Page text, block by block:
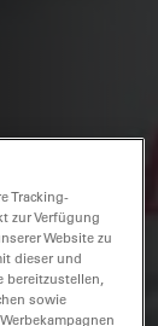
Tracking-
zur Verfügung
Website zu
dieser und
sowie